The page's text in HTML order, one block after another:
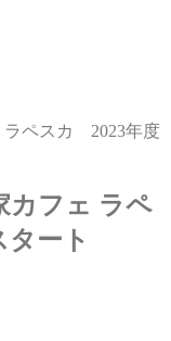
ラペスカ 2023年度
カフェ ラペ
ート